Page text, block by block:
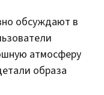
обсуждают в
атмосферу
образа